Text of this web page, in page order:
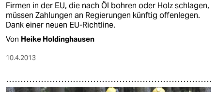
Firmen in der EU, die nach Öl bohren oder Holz schlagen,
müssen Zahlungen an Regierungen künftig offenlegen.
Dank einer neuen EU-Richtline.
Von Heike Holdinghausen
10.4.2013